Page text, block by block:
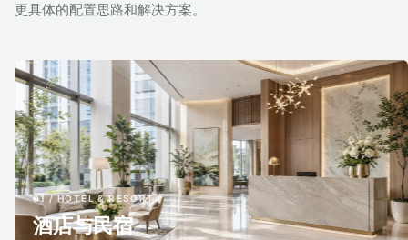
更具体的配置思路和解决方案。
01 / HOTEL & RESORT
酒店与民宿